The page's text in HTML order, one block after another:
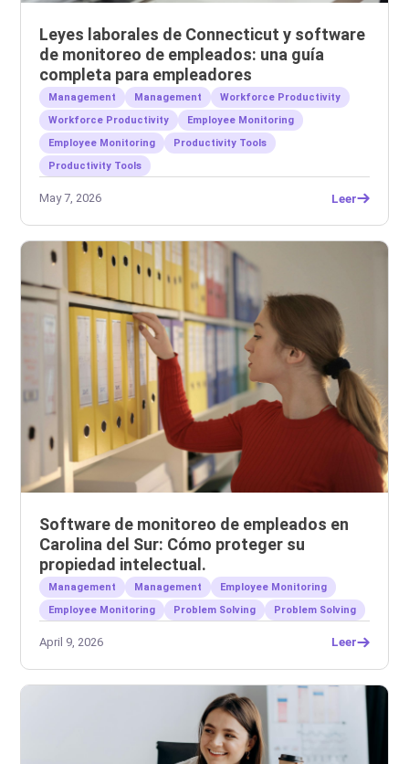
Leyes laborales de Connecticut y software
de monitoreo de empleados: una guía
completa para empleadores
Management Management
Workforce Productivity
Workforce Productivity
Employee Monitoring
Employee Monitoring
Productivity Tools
Productivity Tools
May 7, 2026 Leer
Software de monitoreo de empleados en
Carolina del Sur: Cómo proteger su
propiedad intelectual.
Management Management
Employee Monitoring
Employee Monitoring
Problem Solving Problem Solving
April 9, 2026 Leer